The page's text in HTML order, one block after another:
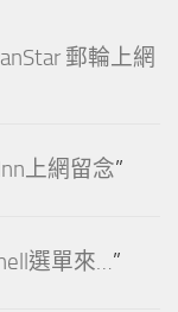
郵輪上網
上網留念”
選單來…”